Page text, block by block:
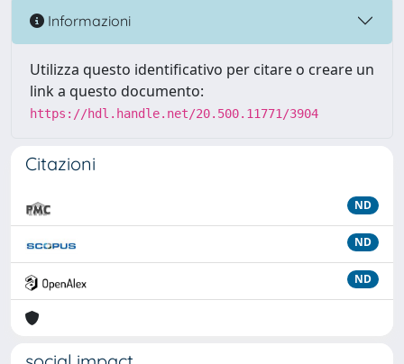
Informazioni
Utilizza questo identificativo per citare o creare un
link a questo documento:
https://hdl.handle.net/20.500.11771/3904
Citazioni
ND
ND
ND